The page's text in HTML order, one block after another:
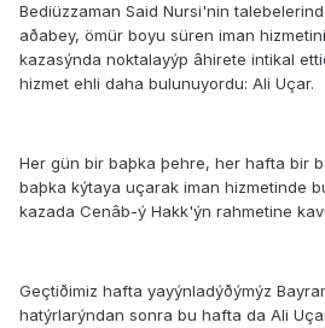
Bediüzzaman Said Nursi'nin
aðabey, ömür boyu süren iman
kazasýnda noktalayýp âhirete intikal
hizmet ehli daha bulunuyordu: Ali Uçar.
Her gün bir baþka þehre, her hafta bir
baþka kýtaya uçarak iman hizmetinde
kazada Cenâb-ý Hakk'ýn rahmetine
Geçtiðimiz hafta yayýnladýðýmýz
hatýrlarýndan sonra bu hafta da Ali